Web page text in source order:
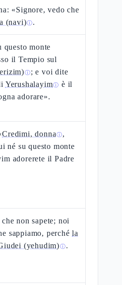
«Signore, vedo che
(navi)ⓘ.
questo monte
il Tempio sul
ⓘ; e voi dite
Yerushalayimⓘ è il
adorare».
Credimi, donna ⓘ,
né su questo monte
adorerete il Padre
non sapete; noi
sappiamo, perchéla
(yehudim)ⓘ.